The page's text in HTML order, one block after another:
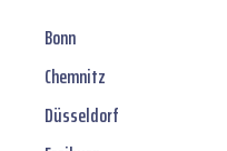
Bonn
Chemnitz
Düsseldorf